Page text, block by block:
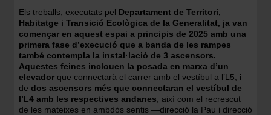
Els treballs, executats pel Departament de Territori,
Habitatge i Transició Ecològica de la Generalitat, ja van
començar en aquest espai a principis de 2025 amb una
primera fase d’execució que a banda de les rampes
també contempla la instal·lació de 3 ascensors.
Aquestes feines inclouen la posada en marxa d’un
elevador que connectarà el carrer amb el vestíbul a l’L5, i
de dos ascensors més que connectaran el vestíbul de
l’L4 amb les respectives andanes , així com el recrescut
de les mateixes en ambdós sentis —direcció la Pau i direcció